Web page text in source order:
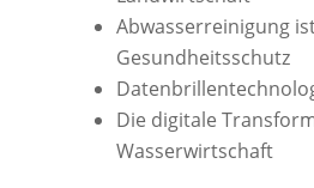
Abwasserreinigung
Gesundheitsschutz
Die digitale
Wasserwirtschaft